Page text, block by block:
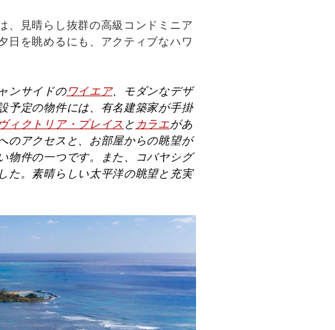
、見晴らし抜群の高級コンドミニア
日を眺めるにも、アクティブなハワ
ンサイドのワイエア、モダンなデザ
予定の物件には、有名建築家が手掛
ヴィクトリア・プレイス と カラエがあ
のアクセスと、お部屋からの眺望が
物件の一つです。また、コバヤシグ
た。素晴らしい太平洋の眺望と充実